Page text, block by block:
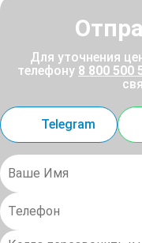
Для уточнения
телефону 8 800 500
Telegram